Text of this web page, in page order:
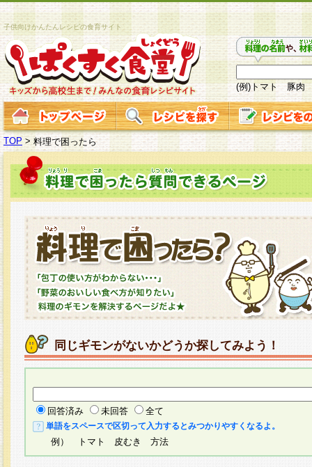
子供向けかんたんレシピの食育サイト
(例)トマト 豚肉
TOP >料理で困ったら
同じギモンがないかどうか探してみよう！
回答済み 未回答 全て
単語をスペースで区切って入力するとみつかりやすくなるよ。
例） トマト 皮むき 方法